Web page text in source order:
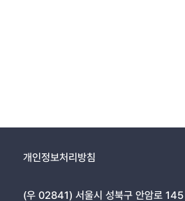
개인정보처리방침
(우 02841) 서울시 성북구 안암로 145